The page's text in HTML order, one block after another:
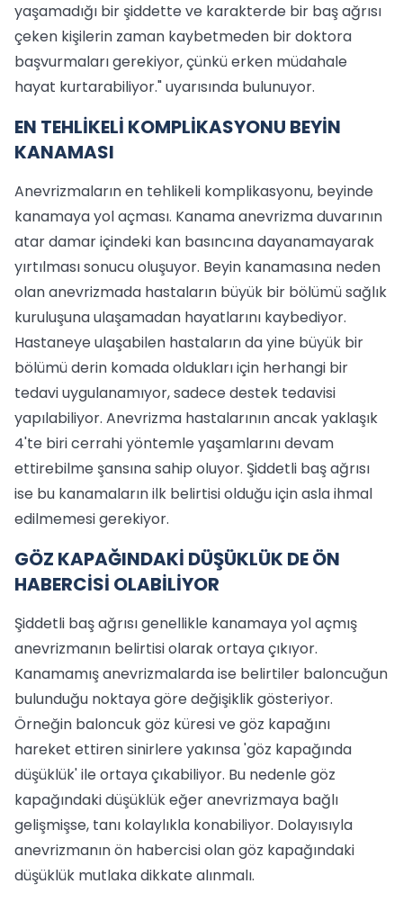
yaşamadığı bir şiddette ve karakterde bir baş ağrısı
çeken kişilerin zaman kaybetmeden bir doktora
başvurmaları gerekiyor, çünkü erken müdahale
hayat kurtarabiliyor." uyarısında bulunuyor.
EN TEHLİKELİ KOMPLİKASYONU BEYİN
KANAMASI
Anevrizmaların en tehlikeli komplikasyonu, beyinde
kanamaya yol açması. Kanama anevrizma duvarının
atar damar içindeki kan basıncına dayanamayarak
yırtılması sonucu oluşuyor. Beyin kanamasına neden
olan anevrizmada hastaların büyük bir bölümü sağlık
kuruluşuna ulaşamadan hayatlarını kaybediyor.
Hastaneye ulaşabilen hastaların da yine büyük bir
bölümü derin komada oldukları için herhangi bir
tedavi uygulanamıyor, sadece destek tedavisi
yapılabiliyor. Anevrizma hastalarının ancak yaklaşık
4'te biri cerrahi yöntemle yaşamlarını devam
ettirebilme şansına sahip oluyor. Şiddetli baş ağrısı
ise bu kanamaların ilk belirtisi olduğu için asla ihmal
edilmemesi gerekiyor.
GÖZ KAPAĞINDAKİ DÜŞÜKLÜK DE ÖN
HABERCİSİ OLABİLİYOR
Şiddetli baş ağrısı genellikle kanamaya yol açmış
anevrizmanın belirtisi olarak ortaya çıkıyor.
Kanamamış anevrizmalarda ise belirtiler baloncuğun
bulunduğu noktaya göre değişiklik gösteriyor.
Örneğin baloncuk göz küresi ve göz kapağını
hareket ettiren sinirlere yakınsa 'göz kapağında
düşüklük' ile ortaya çıkabiliyor. Bu nedenle göz
kapağındaki düşüklük eğer anevrizmaya bağlı
gelişmişse, tanı kolaylıkla konabiliyor. Dolayısıyla
anevrizmanın ön habercisi olan göz kapağındaki
düşüklük mutlaka dikkate alınmalı.